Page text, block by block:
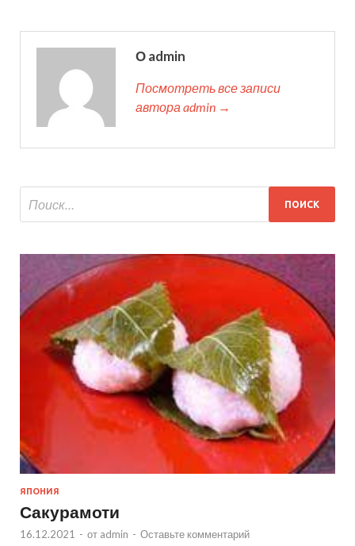
О admin
Посмотреть все записи
автора admin →
ЯПОНИЯ
Сакурамоти
16.12.2021 - от admin - Оставьте комментарий